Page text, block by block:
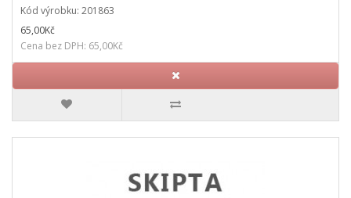
Kód výrobku: 201863
65,00Kč
Cena bez DPH: 65,00Kč